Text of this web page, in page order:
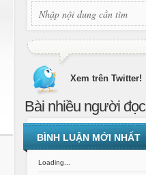
Xem trên Twitter!
Bài nhiều người đọc
BÌNH LUẬN MỚI NHẤT
Loading...